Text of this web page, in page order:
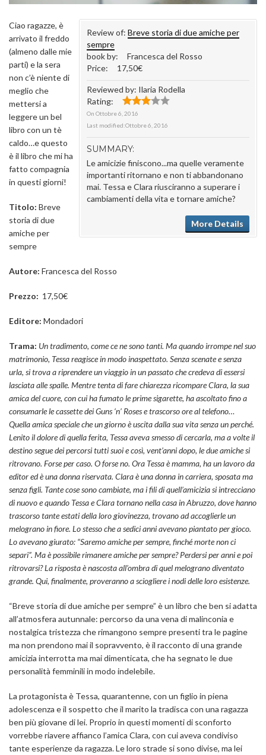
Review of: Breve storia di due amiche per
sempre
book by:
Francesca del Rosso
Price:
17,50€
Reviewed by: Ilaria Rodella
Rating:
On Ottobre 6, 2016
Last modified:Ottobre 6, 2016
SUMMARY:
Le amicizie finiscono...ma quelle veramente
importanti ritornano e non ti abbandonano
mai. Tessa e Clara riusciranno a superare i
cambiamenti della vita e tornare amiche?
More Details
Ciao ragazze, è
arrivato il freddo
(almeno dalle mie
parti) e la sera
non c’è niente di
meglio che
mettersi a
leggere un bel
libro con un tè
caldo…e questo
è il libro che mi ha
fatto compagnia
in questi giorni!
Titolo: Breve
storia di due
amiche per
sempre
Autore: Francesca del Rosso
Prezzo: 17,50€
Editore: Mondadori
Trama: Un tradimento, come ce ne sono tanti. Ma quando irrompe nel suo
matrimonio, Tessa reagisce in modo inaspettato. Senza scenate e senza
urla, si trova a riprendere un viaggio in un passato che credeva di essersi
lasciata alle spalle. Mentre tenta di fare chiarezza ricompare Clara, la sua
amica del cuore, con cui ha fumato le prime sigarette, ha ascoltato fino a
consumarle le cassette dei Guns ‘n’ Roses e trascorso ore al telefono…
Quella amica speciale che un giorno è uscita dalla sua vita senza un perché.
Lenito il dolore di quella ferita, Tessa aveva smesso di cercarla, ma a volte il
destino segue dei percorsi tutti suoi e così, vent’anni dopo, le due amiche si
ritrovano. Forse per caso. O forse no. Ora Tessa è mamma, ha un lavoro da
editor ed è una donna riservata. Clara è una donna in carriera, sposata ma
senza figli. Tante cose sono cambiate, ma i fili di quell’amicizia si intrecciano
di nuovo e quando Tessa e Clara tornano nella casa in Abruzzo, dove hanno
trascorso tante estati della loro giovinezza, trovano ad accoglierle un
melograno in fiore. Lo stesso che a sedici anni avevano piantato per gioco.
Lo avevano giurato: “Saremo amiche per sempre, finché morte non ci
separi”. Ma è possibile rimanere amiche per sempre? Perdersi per anni e poi
ritrovarsi? La risposta è nascosta all’ombra di quel melograno diventato
grande. Qui, finalmente, proveranno a sciogliere i nodi delle loro esistenze.
“Breve storia di due amiche per sempre” è un libro che ben si adatta
all’atmosfera autunnale: percorso da una vena di malinconia e
nostalgica tristezza che rimangono sempre presenti tra le pagine
ma non prendono mai il sopravvento, è il racconto di una grande
amicizia interrotta ma mai dimenticata, che ha segnato le due
personalità femminili in modo indelebile.
La protagonista è Tessa, quarantenne, con un figlio in piena
adolescenza e il sospetto che il marito la tradisca con una ragazza
ben più giovane di lei. Proprio in questi momenti di sconforto
vorrebbe riavere affianco l’amica Clara, con cui aveva condiviso
tante esperienze da ragazza. Le loro strade si sono divise, ma lei